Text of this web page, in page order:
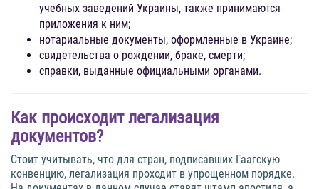
учебных заведений Украины, также принимаются
приложения к ним;
нотариальные документы, оформленные в Украине;
свидетельства о рождении, браке, смерти;
справки, выданные официальными органами.
Как происходит легализация
документов?
Стоит учитывать, что для стран, подписавших Гаагскую
конвенцию, легализация проходит в упрощенном порядке.